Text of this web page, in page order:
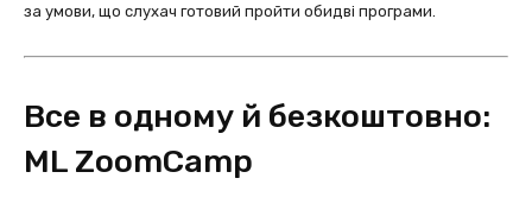
за умови, що слухач готовий пройти обидві програми.
Все в одному й безкоштовно:
ML ZoomCamp